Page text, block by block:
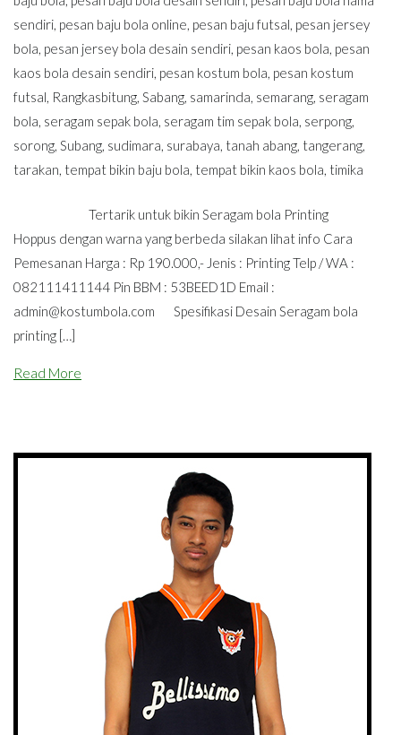
sendiri, pesan baju bola online, pesan baju futsal, pesan jersey
bola, pesan jersey bola desain sendiri, pesan kaos bola, pesan
kaos bola desain sendiri, pesan kostum bola, pesan kostum
futsal, Rangkasbitung, Sabang, samarinda, semarang, seragam
bola, seragam sepak bola, seragam tim sepak bola, serpong,
sorong, Subang, sudimara, surabaya, tanah abang, tangerang,
tarakan, tempat bikin baju bola, tempat bikin kaos bola, timika
Tertarik untuk bikin Seragam bola Printing
Hoppus dengan warna yang berbeda silakan lihat info Cara
Pemesanan Harga : Rp 190.000,- Jenis : Printing Telp / WA :
082111411144 Pin BBM : 53BEED1D Email :
admin@kostumbola.com Spesifikasi Desain Seragam bola
printing […]
Read More